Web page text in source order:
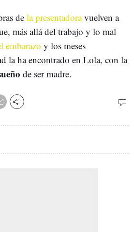
de la presentadoravuelven a
más allá del trabajo y lo mal
embarazo y los meses
la ha encontrado en Lola, con la
de ser madre.